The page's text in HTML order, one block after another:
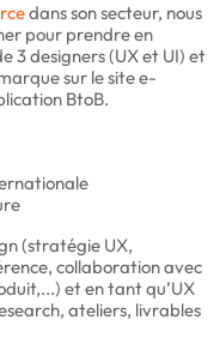
dans son secteur, nous
pour prendre en
3 designers (UX et UI) et
sur le site e-
BtoB.
(stratégie UX,
collaboration avec
et en tant qu’UX
ateliers, livrables